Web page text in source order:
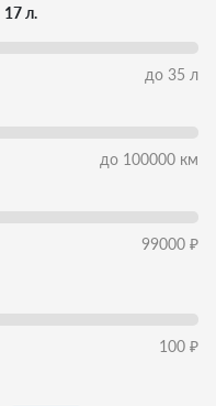
17 л.
до 35 л
до 100000 км
99000 ₽
100 ₽